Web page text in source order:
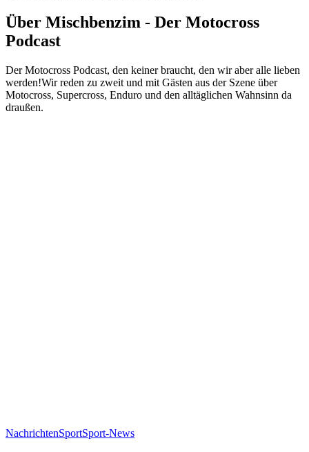
Über Mischbenzim - Der Motocross
Podcast
Der Motocross Podcast, den keiner braucht, den wir aber alle lieben
werden!Wir reden zu zweit und mit Gästen aus der Szene über
Motocross, Supercross, Enduro und den alltäglichen Wahnsinn da
draußen.
NachrichtenSportSport-News